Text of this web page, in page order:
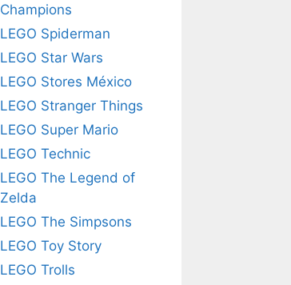
Champions
LEGO Spiderman
LEGO Star Wars
LEGO Stores México
LEGO Stranger Things
LEGO Super Mario
LEGO Technic
LEGO The Legend of
Zelda
LEGO The Simpsons
LEGO Toy Story
LEGO Trolls